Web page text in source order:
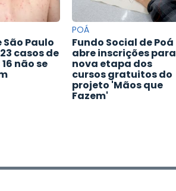
Paulo
casos de
não se
POÁ
Fundo Social de Poá
abre inscrições para
nova etapa dos
cursos gratuitos do
projeto 'Mãos que
Fazem'